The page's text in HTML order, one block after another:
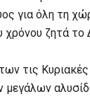
για όλη τη
χρόνου ζητά
τις